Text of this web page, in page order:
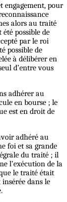
engagement, pour
alors au traité
possible de
par le roi
possible de
à délibérer en
d’entre vous
adhérer au
en bourse ; le
est en droit de
adhéré au
foi et sa grande
du traité ; il
l’exécution de la
le traité était
dans le